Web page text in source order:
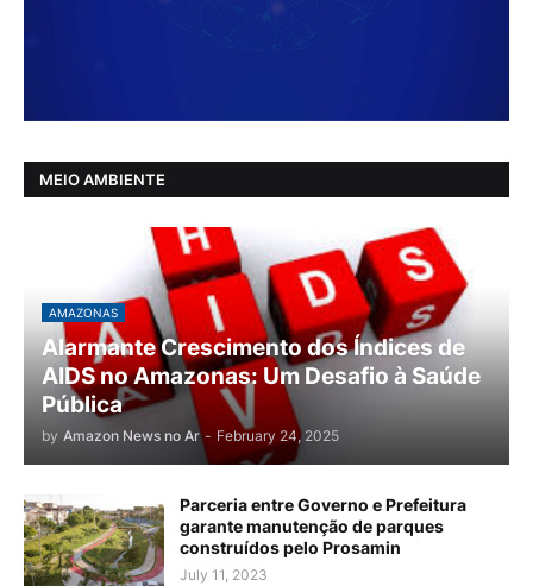
MEIO AMBIENTE
AMAZONAS
Alarmante Crescimento dos Índices de
AIDS no Amazonas: Um Desafio à Saúde
Pública
by Amazon News no Ar - February 24, 2025
Parceria entre Governo e Prefeitura
garante manutenção de parques
construídos pelo Prosamin
July 11, 2023